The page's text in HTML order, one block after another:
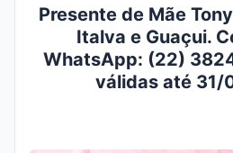
Presente de Mãe
Italva e Guaçui.
WhatsApp: (22)
válidas até